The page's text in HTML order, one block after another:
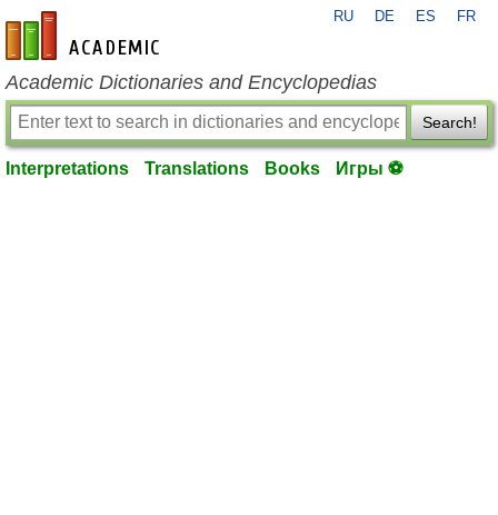
en-academic.com
RU DE ES FR
Academic Dictionaries and Encyclopedias
Search!
Interpretations Translations Books Игры ⚽